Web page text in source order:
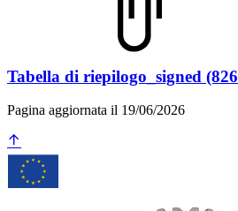
Tabella di riepilogo_signed
Pagina aggiornata il 19/06/2026